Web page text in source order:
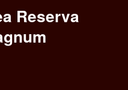
Reserva